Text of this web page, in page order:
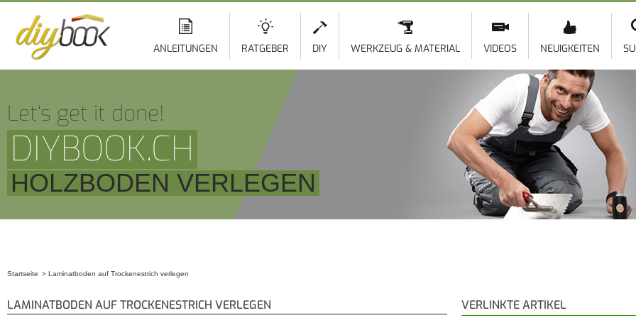
ANLEITUNGEN RATGEBER DIY WERKZEUG & MATERIAL VIDEOS NEUIGKEITEN
Let‘s get it done!
DIYBOOK.CH
HOLZBODEN VERLEGEN
Startseite Laminatboden auf Trockenestrich verlegen
LAMINATBODEN AUF TROCKENESTRICH VERLEGEN VERLINKTE ARTIKEL